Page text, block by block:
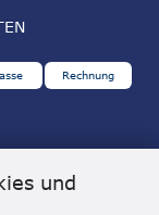
und
Rechnung